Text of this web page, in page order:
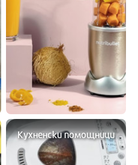
Кухненски помощници